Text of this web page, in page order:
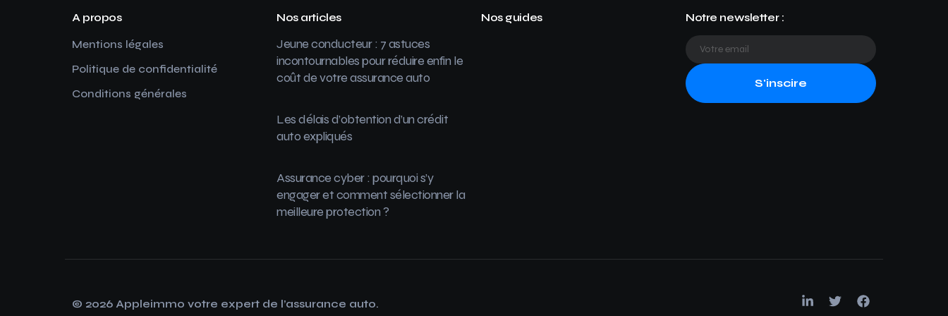
A propos
Mentions légales
Politique de confidentialité
Conditions générales
Nos articles
Jeune conducteur : 7 astuces
incontournables pour réduire enfin le
coût de votre assurance auto
Les délais d’obtention d’un crédit
auto expliqués
Assurance cyber : pourquoi s’y
engager et comment sélectionner la
meilleure protection ?
Nos guides Notre newsletter :
S'inscire
© 2026 Appleimmo votre expert de l’assurance auto.